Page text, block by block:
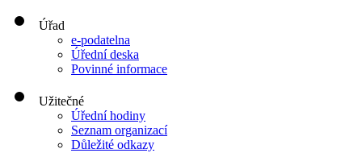
Úřad
e-podatelna
Úřední deska
Povinné informace
Užitečné
Úřední hodiny
Seznam organizací
Důležité odkazy